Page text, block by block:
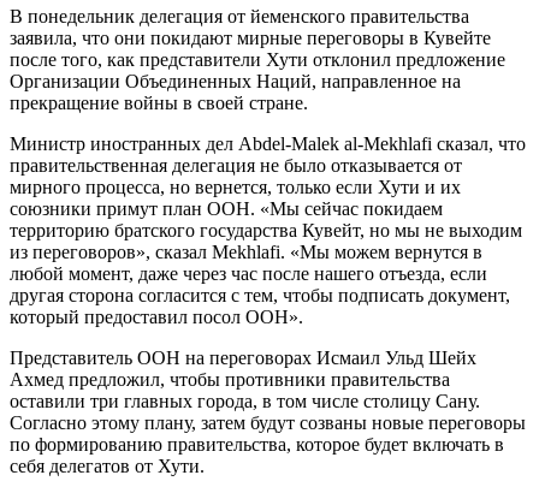
В понедельник делегация от йеменского правительства
заявила, что они покидают мирные переговоры в Кувейте
после того, как представители Хути отклонил предложение
Организации Объединенных Наций, направленное на
прекращение войны в своей стране.
Министр иностранных дел Abdel-Malek al-Mekhlafi сказал, что
правительственная делегация не было отказывается от
мирного процесса, но вернется, только если Хути и их
союзники примут план ООН. «Мы сейчас покидаем
территорию братского государства Кувейт, но мы не выходим
из переговоров», сказал Mekhlafi. «Мы можем вернутся в
любой момент, даже через час после нашего отъезда, если
другая сторона согласится с тем, чтобы подписать документ,
который предоставил посол ООН».
Представитель ООН на переговорах Исмаил Ульд Шейх
Ахмед предложил, чтобы противники правительства
оставили три главных города, в том числе столицу Сану.
Согласно этому плану, затем будут созваны новые переговоры
по формированию правительства, которое будет включать в
себя делегатов от Хути.